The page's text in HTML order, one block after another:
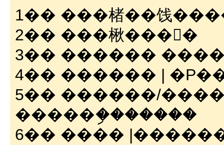
1�� ���楮��饯
2�� ���楸���󥭥�
3�� ������
4�� ������ |
5�� ������/
�����ި�������
6�� ����